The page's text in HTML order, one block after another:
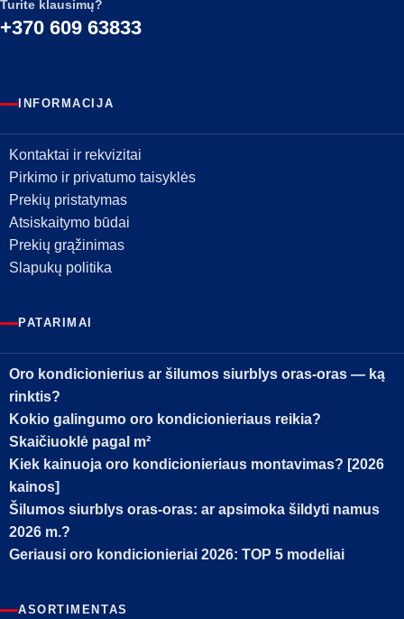
Turite klausimų?
+370 609 63833
INFORMACIJA
Kontaktai ir rekvizitai
Pirkimo ir privatumo taisyklės
Prekių pristatymas
Atsiskaitymo būdai
Prekių grąžinimas
Slapukų politika
PATARIMAI
Oro kondicionierius ar šilumos siurblys oras-oras — ką
rinktis?
Kokio galingumo oro kondicionieriaus reikia?
Skaičiuoklė pagal m²
Kiek kainuoja oro kondicionieriaus montavimas? [2026
kainos]
Šilumos siurblys oras-oras: ar apsimoka šildyti namus
2026 m.?
Geriausi oro kondicionieriai 2026: TOP 5 modeliai
ASORTIMENTAS